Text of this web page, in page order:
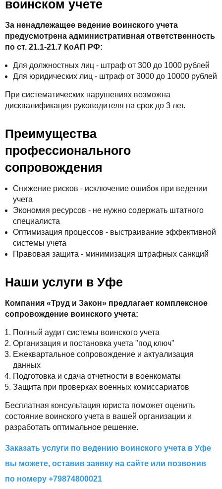
воинском учете
За ненадлежащее ведение воинского учета
предусмотрена административная ответственность
по ст. 21.1-21.7 КоАП РФ:
Для должностных лиц - штраф от 300 до 1000 рублей
Для юридических лиц - штраф от 3000 до 10000 рублей
При систематических нарушениях возможна
дисквалификация руководителя на срок до 3 лет.
Преимущества
профессионального
сопровождения
Снижение рисков - исключение ошибок при ведении
учета
Экономия ресурсов - не нужно содержать штатного
специалиста
Оптимизация процессов - выстраивание эффективной
системы учета
Правовая защита - минимизация штрафных санкций
Наши услуги в Уфе
Компания «Труд и Закон» предлагает комплексное
сопровождение воинского учета:
Полный аудит системы воинского учета
Организация и постановка учета "под ключ"
Ежеквартальное сопровождение и актуализация
данных
Подготовка и сдача отчетности в военкоматы
Защита при проверках военных комиссариатов
Бесплатная консультация юриста поможет оценить
состояние воинского учета в вашей организации и
разработать оптимальное решение.
Заказать услуги по ведению воинского учета в Уфе
вы можете, оставив заявку на сайте или позвонив
по номеру +79874800021